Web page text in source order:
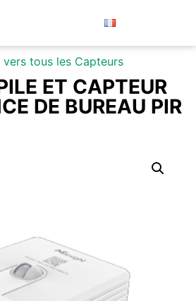
vers tous les Capteurs
ET CAPTEUR
DE BUREAU PIR